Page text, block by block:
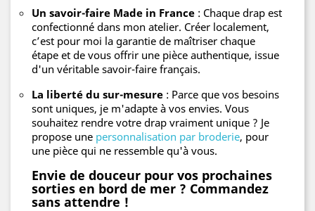
Un savoir-faire Made in France : Chaque drap est
confectionné dans mon atelier. Créer localement,
c’est pour moi la garantie de maîtriser chaque
étape et de vous offrir une pièce authentique, issue
d'un véritable savoir-faire français.
La liberté du sur-mesure : Parce que vos besoins
sont uniques, je m'adapte à vos envies. Vous
souhaitez rendre votre drap vraiment unique ? Je
propose une personnalisation par broderie, pour
une pièce qui ne ressemble qu'à vous.
Envie de douceur pour vos prochaines
sorties en bord de mer ? Commandez
sans attendre !